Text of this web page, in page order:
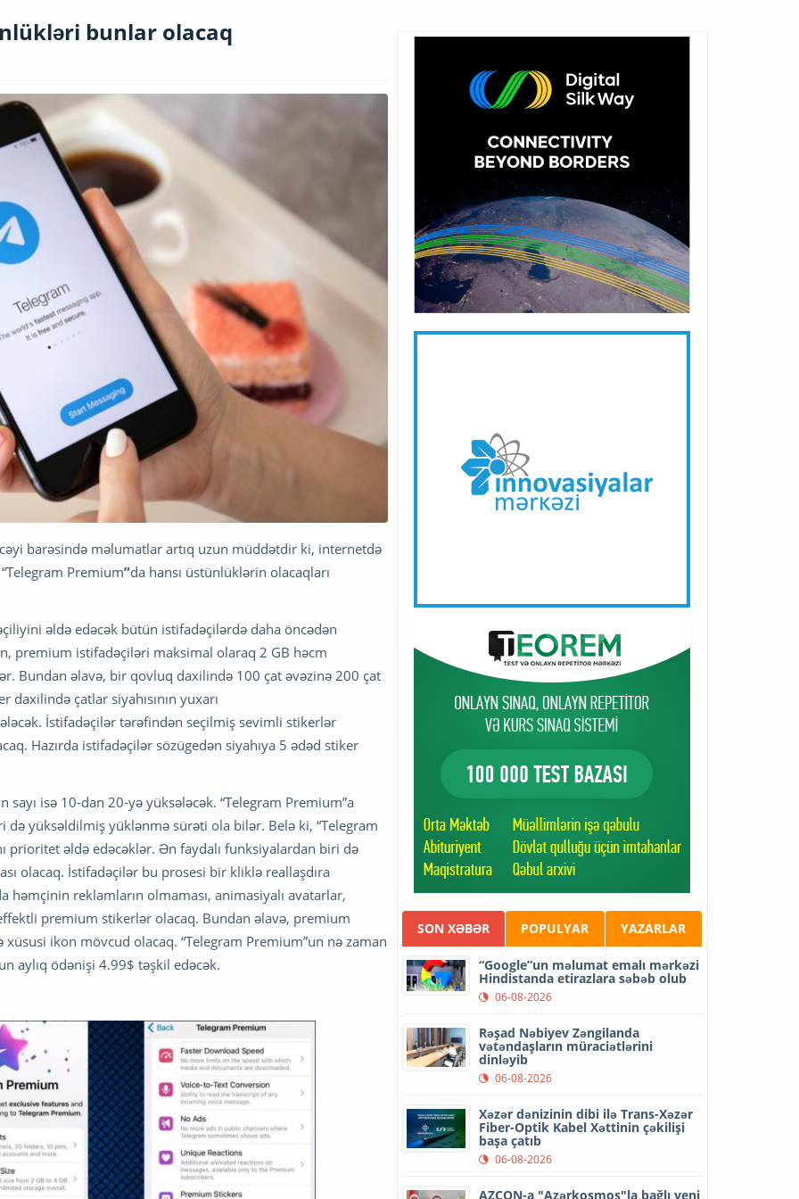
bunlar olacaq
barəsində məlumatlar artıq uzun müddətdir ki, internetdə
Premium”da hansı üstünlüklərin olacaqları
əldə edəcək bütün istifadəçilərdə daha öncədən
premium istifadəçiləri maksimal olaraq 2 GB həcm
Bundan əlavə, bir qovluq daxilində 100 çat əvəzinə 200 çat
çatlar siyahısının yuxarı
İstifadəçilər tərəfindən seçilmiş sevimli stikerlər
Hazırda istifadəçilər sözügedən siyahıya 5 ədəd stiker
isə 10-dan 20-yə yüksələcək. “Telegram Premium”a
yüksəldilmiş yüklənmə sürəti ola bilər. Belə ki, “Telegram
prioritet əldə edəcəklər. Ən faydalı funksiyalardan biri də
olacaq. İstifadəçilər bu prosesi bir kliklə reallaşdıra
reklamların olmaması, animasiyalı avatarlar,
premium stikerlər olacaq. Bundan əlavə, premium
ikon mövcud olacaq. “Telegram Premium”un nə zaman
aylıq ödənişi 4.99$ təşkil edəcək.
SON XƏBƏR POPULYAR YAZARLAR
“Google”un məlumat emalı mərkəzi
Hindistanda etirazlara səbəb olub
06-08-2026
Rəşad Nəbiyev Zəngilanda
vətəndaşların müraciətlərini
dinləyib
06-08-2026
Xəzər dənizinin dibi ilə Trans-Xəzər
Fiber-Optik Kabel Xəttinin çəkilişi
başa çatıb
06-08-2026
AZCON-a "Azərkosmos"la bağlı yeni